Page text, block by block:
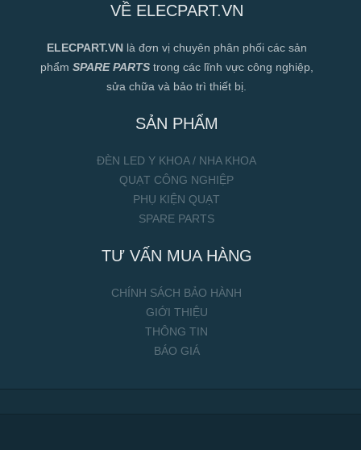
VỀ ELECPART.VN
ELECPART.VN là đơn vị chuyên phân phối các sản
phẩm SPARE PARTStrong các lĩnh vực công nghiệp,
sửa chữa và bảo trì thiết bị.
SẢN PHẨM
ĐÈN LED Y KHOA / NHA KHOA
QUẠT CÔNG NGHIỆP
PHỤ KIỆN QUẠT
SPARE PARTS
TƯ VẤN MUA HÀNG
CHÍNH SÁCH BẢO HÀNH
GIỚI THIỆU
THÔNG TIN
BÁO GIÁ